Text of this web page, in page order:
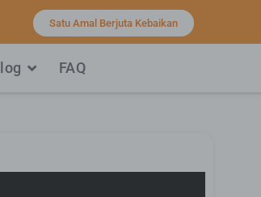
Satu Amal Berjuta Kebaikan
FAQ